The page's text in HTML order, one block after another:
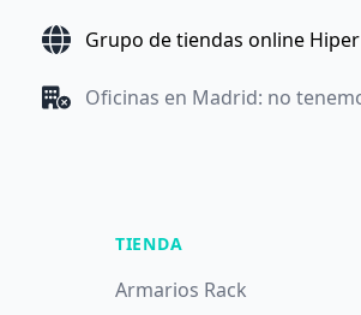
Grupo de tiendas online
Oficinas en Madrid: no
TIENDA
Armarios Rack